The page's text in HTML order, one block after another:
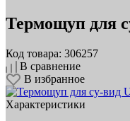
Термощуп для
Код товара: 306257
В сравнение
В избранное
Характеристики